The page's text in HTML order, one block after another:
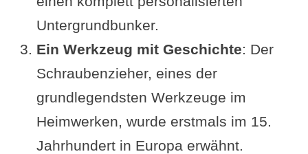
Untergrundbunker.
Ein Werkzeug mit Geschichte: Der
Schraubenzieher, eines der
grundlegendsten Werkzeuge im
Heimwerken, wurde erstmals im 15.
Jahrhundert in Europa erwähnt.